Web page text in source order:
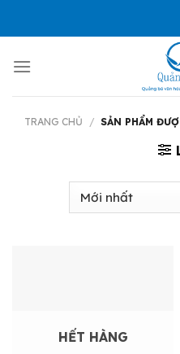
TRANG CHỦ / SẢN PHẨM
HẾT HÀNG